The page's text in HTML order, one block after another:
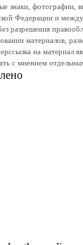
знаки, фотографии,
Федерации и
разрешения
материалов,
на материал
с мнением